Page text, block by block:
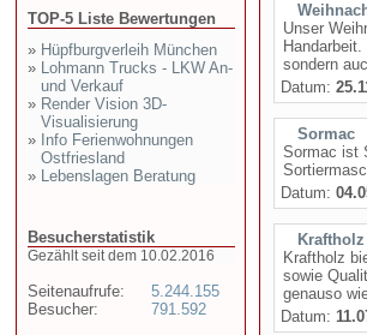
TOP-5 Liste Bewertungen
» Hüpfburgverleih München
» Lohmann Trucks - LKW An-
und Verkauf
» Render Vision 3D-
Visualisierung
» Info Ferienwohnungen
Ostfriesland
» Lebenslagen Beratung
Besucherstatistik
Gezählt seit dem 10.02.2016
Seitenaufrufe:
Besucher:
5.244.155
791.592
Unser
sondern
Datum:
Sormac
Sormac ist
Datum:
Kraftholz
sowie
genauso
Datum: